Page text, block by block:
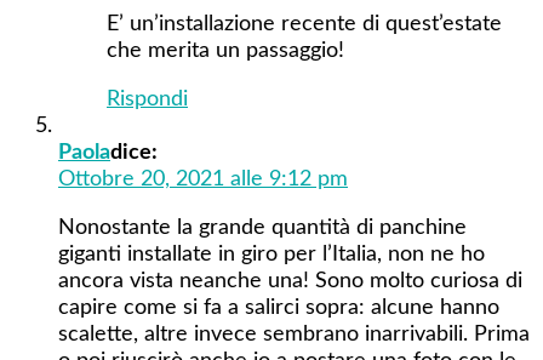
E’ un’installazione recente di quest’estate
che merita un passaggio!
Rispondi
Paoladice:
Ottobre 20, 2021 alle 9:12 pm
Nonostante la grande quantità di panchine
giganti installate in giro per l’Italia, non ne ho
ancora vista neanche una! Sono molto curiosa di
capire come si fa a salirci sopra: alcune hanno
scalette, altre invece sembrano inarrivabili. Prima